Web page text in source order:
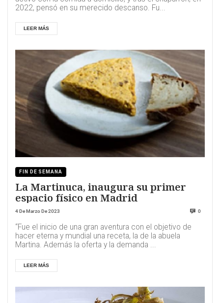
2022, pensó en su merecido descanso. Fu...
LEER MÁS
FIN DE SEMANA
La Martinuca, inaugura su primer
espacio físico en Madrid
4 De Marzo De 2023 0
“Fue el inicio de una gran aventura con el objetivo de
hacer eterna y mundial una receta, la de la abuela
Martina. Además la oferta y la demanda ...
LEER MÁS